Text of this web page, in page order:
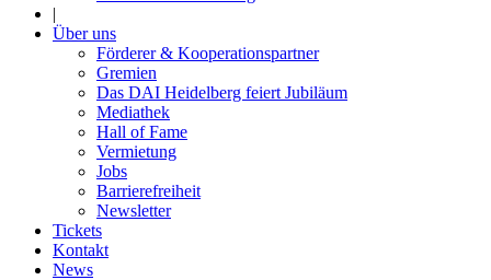
|
Über uns
Förderer & Kooperationspartner
Gremien
Das DAI Heidelberg feiert Jubiläum
Mediathek
Hall of Fame
Vermietung
Jobs
Barrierefreiheit
Newsletter
Tickets
Kontakt
News